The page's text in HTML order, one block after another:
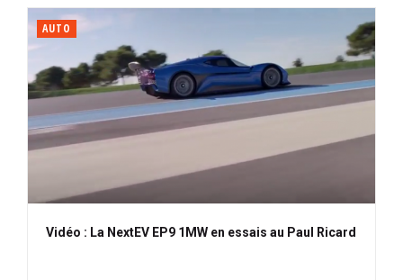
AUTO
Vidéo : La NextEV EP9 1MW en essais au Paul Ricard